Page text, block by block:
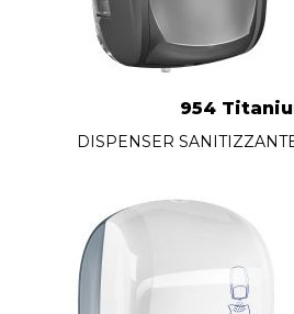
954
DISPENSER